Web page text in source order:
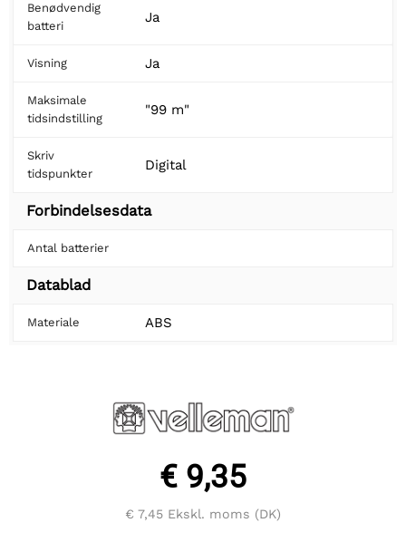
Benødvendig
batteri
Ja
Visning Ja
Maksimale
tidsindstilling
"99 m"
Skriv
tidspunkter
Digital
Forbindelsesdata
Antal batterier
Datablad
Materiale ABS
€ 9,35
€ 7,45 Ekskl. moms (DK)